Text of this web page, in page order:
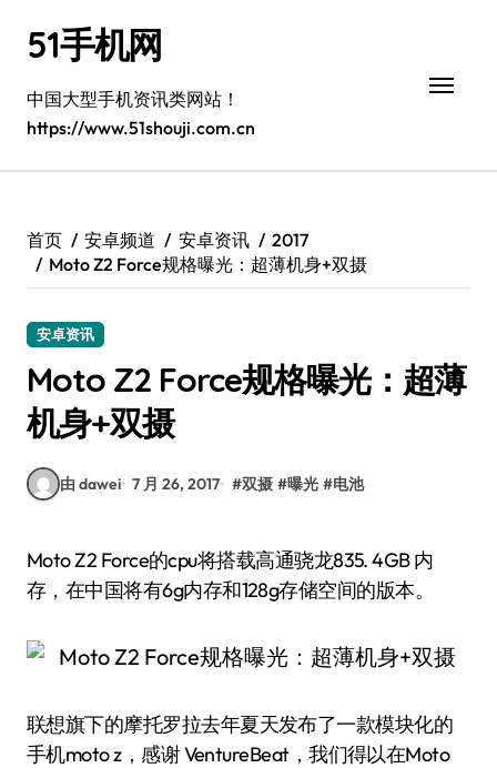
51手机网
中国大型手机资讯类网站！
https://www.51shouji.com.cn
首页 安卓频道 安卓资讯
2017
Moto Z2 Force规格曝光：超薄机身+双摄
安卓资讯
Moto Z2 Force规格曝光：超薄
机身+双摄
由 dawei 7 月 26, 2017 #双摄 #曝光 #电池
Moto Z2 Force的cpu将搭载高通骁龙835. 4GB 内
存，在中国将有6g内存和128g存储空间的版本。
联想旗下的摩托罗拉去年夏天发布了一款模块化的
手机moto z，感谢 VentureBeat，我们得以在Moto